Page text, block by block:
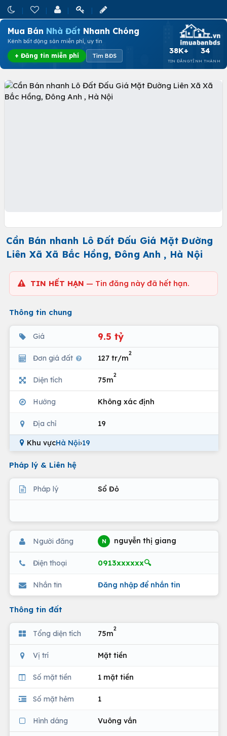
Mua Bán Nhà Đất Nhanh Chóng
Kênh bất động sản miễn phí, uy tín
+ Đăng tin miễn phí Tìm BĐS
38K+
TIN ĐĂNG
34
TỈNH THÀNH
Cần Bán nhanh Lô Đất Đấu Giá Mặt Đường
Liên Xã Xã Bắc Hồng, Đông Anh , Hà Nội
TIN HẾT HẠN — Tin đăng này đã hết hạn.
Thông tin chung
Giá 9.5 tỷ
Đơn giá đất 127 tr/m
2
Diện tích 75m
2
Hướng Không xác định
Địa chỉ 19
Khu vựcHà Nội›19
Pháp lý & Liên hệ
Pháp lý Sổ Đỏ
Người đăng N nguyễn thị giang
Điện thoại 0913xxxxxx🔍
Nhắn tin Đăng nhập để nhắn tin
Thông tin đất
Tổng diện tích 75m
2
Vị trí Mặt tiền
Số mặt tiền 1 mặt tiền
Số mặt hẻm 1
Hình dáng Vuông vắn